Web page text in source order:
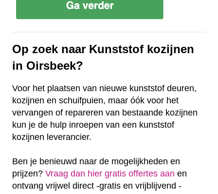
Op zoek naar Kunststof kozijnen
in Oirsbeek?
Voor het plaatsen van nieuwe kunststof deuren,
kozijnen en schuifpuien, maar óók voor het
vervangen of repareren van bestaande kozijnen
kun je de hulp inroepen van een kunststof
kozijnen leverancier.
Ben je benieuwd naar de mogelijkheden en
prijzen? Vraag dan hier gratis offertes aan en
ontvang vrijwel direct -gratis en vrijblijvend -